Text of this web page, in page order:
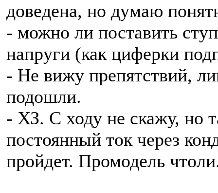
доведена, но думаю
- можно ли поставить
напруги (как циферки
- Не вижу препятствий,
подошли.
- ХЗ. С ходу не скажу, но
постоянный ток через
пройдет. Промодель